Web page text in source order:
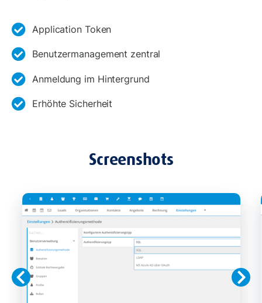
Application Token
Benutzermanagement zentral
Anmeldung im Hintergrund
Erhöhte Sicherheit
Screenshots